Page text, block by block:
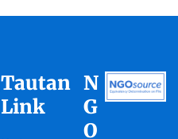
Tautan
Link
N
G
O